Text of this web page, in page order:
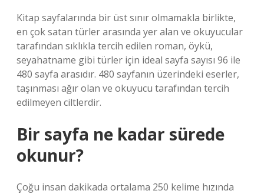
Kitap sayfalarında bir üst sınır olmamakla birlikte,
en çok satan türler arasında yer alan ve okuyucular
tarafından sıklıkla tercih edilen roman, öykü,
seyahatname gibi türler için ideal sayfa sayısı 96 ile
480 sayfa arasıdır. 480 sayfanın üzerindeki eserler,
taşınması ağır olan ve okuyucu tarafından tercih
edilmeyen ciltlerdir.
Bir sayfa ne kadar sürede
okunur?
Çoğu insan dakikada ortalama 250 kelime hızında